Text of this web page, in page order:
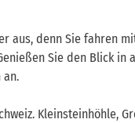
denn Sie fahren
Sie den Blick
an.
Kleinsteinhöhle,